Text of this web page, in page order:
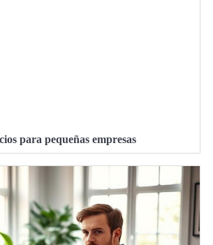
para pequeñas empresas